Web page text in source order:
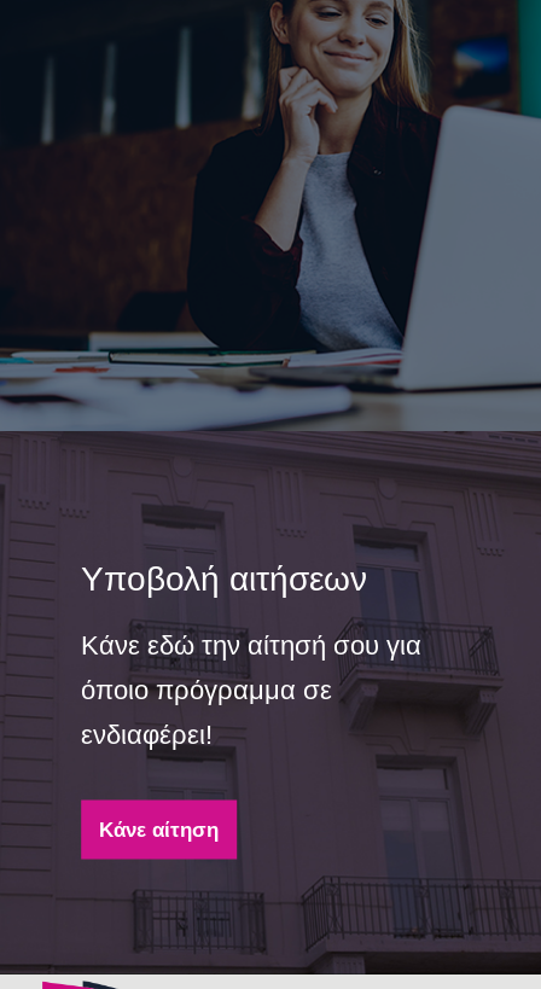
Υποβολή αιτήσεων
Κάνε εδώ την αίτησή σου για
όποιο πρόγραμμα σε
ενδιαφέρει!
Κάνε αίτηση